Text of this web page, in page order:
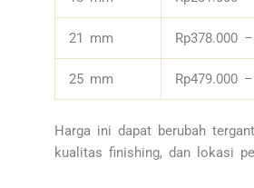
21 mm Rp378.000
25 mm Rp479.000
Harga ini dapat berubah
kualitas finishing, dan lokasi